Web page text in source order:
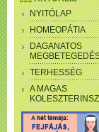
NYITÓLAP
HOMEOPÁTIA
DAGANATOS
TERHESSÉG
A MAGAS